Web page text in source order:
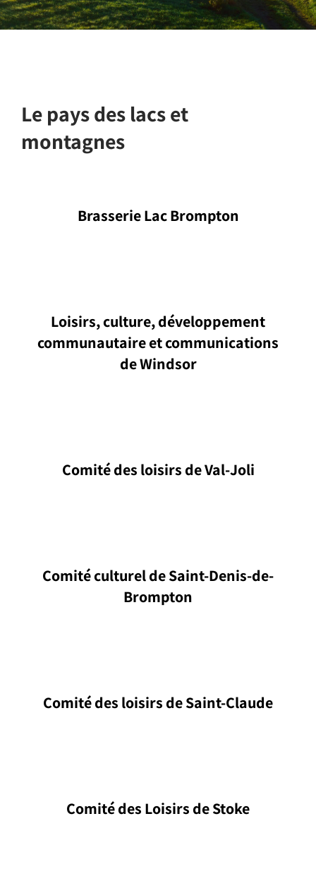
Le pays des lacs et
montagnes
Brasserie Lac Brompton
Loisirs, culture, développement
communautaire et communications
de Windsor
Comité des loisirs de Val-Joli
Comité culturel de Saint-Denis-de-
Brompton
Comité des loisirs de Saint-Claude
Comité des Loisirs de Stoke